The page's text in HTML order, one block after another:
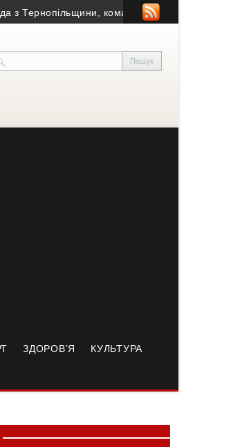
командир якої під слідством
ЗДОРОВ’Я КУЛЬТУРА